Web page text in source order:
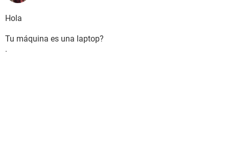
Hola
Tu máquina es una laptop?
.